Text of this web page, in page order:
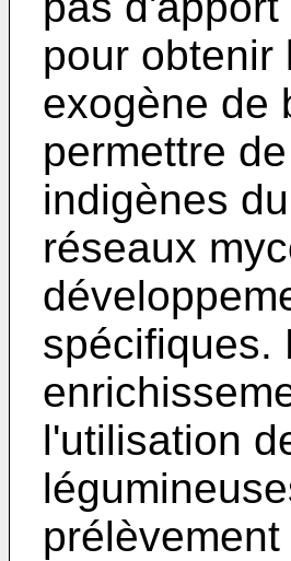
pour obtenir
exogène de
permettre
indigènes
réseaux
spécifiques.
l'utilisation